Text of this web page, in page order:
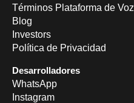
Términos Plataforma de Voz
Blog
Investors
Política de Privacidad
Desarrolladores
WhatsApp
Instagram